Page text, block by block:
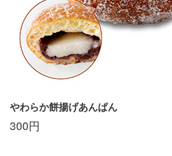
やわらか餅揚げあんぱん
300円